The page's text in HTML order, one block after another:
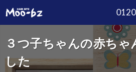
３つ子ちゃんの赤ちゃ
した